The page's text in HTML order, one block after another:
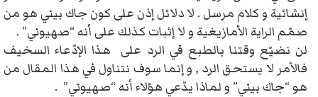
إنشائية و كلام مرسل . لا دلائل إذن على كون جاك بيني هو من
صمّم الراية الأمازيغية و لا إثبات كذلك على أنه “صهيوني” .
لن نضيّع وقتنا بالطبع في الرد على هذا الإدّعاء السخيف
فالأمر لا يستحق الرد , و إنما سوف نتناول في هذا المقال من
هو “جاك بيني” و لماذا يدّعي هؤلاء أنه “صهيوني” .